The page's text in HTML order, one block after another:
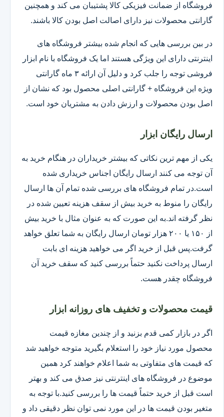
فروشگاه از ضمانت فیزیکی کالا پشتیبان می کند و همچنین
گارانتی محصولات نیز دارای اصالت اصل بودن کالا باشند.
در بین بررسی هایی که انجام شده بیشتر فروشگاه های
اینترنتی دارای این ویژگی هستند اما یک فروشگاه با نام ابزار
فروشی توجه را جلب کرد و دلیل آن ارائه ۳ ماه گارانتی
ویژه این فروشگاه + گارانتی اصلی محصول بود که نشان از
اصل بودن محصولات و ارزش دادن به مشتریان خود است.
ارسال رایگان ابزار
یکی از مهم ترین نکاتی که بیشتر خریداران در هنگام خرید به
آن توجه می کنند ارسال رایگان اجناس خریداری شده
است.در تمام فروشگاه های بررسی شده تمام آن ها ارسال
رایگان را منوط به خرید بیش از سقف هزینه تعیین شده در
نظر گرفته اند.به این صورت که به عنوان مثال با خرید بیش
از ۱۵۰ یا ۲۰۰ هزار تومان ارسال رایگان به شما تعلق خواهد
گرفت.پس قبل از خرید اگر می خواهید هزینه ای بابت
ارسال پرداخت نکنید حتماً بررسی کنید که سقف خرید آن
فروشگاه چقدر هست.
قیمت محصولات و تخفیف های روزانه ابزار
اگر در بازار کمی قدم بزنید و از چندین مغازه قیمت
محصول مورد نیاز خود را استعلام بگیرید متوجه خواهید شد
که قیمت های متفاوتی به شما اعلام خواهند کرد همین
موضوع در فروشگاه های اینترنتی نیز صدق می کند و بهتر
است قبل از خرید حتماً قیمت ها را بررسی کنید.با توجه به
متغیر بودن قیمت ها در این مورد نمی توان نظر دقیقی داد و